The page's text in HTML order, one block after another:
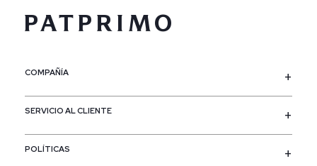
COMPAÑÍA
SERVICIO AL CLIENTE
POLÍTICAS